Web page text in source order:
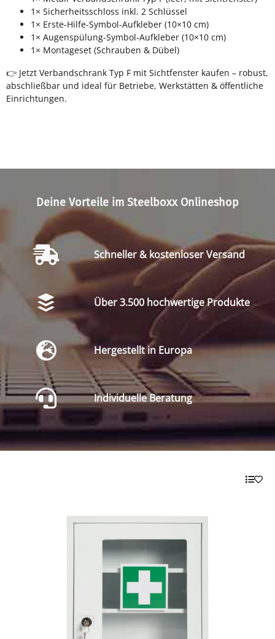
1× Sicherheitsschloss inkl. 2 Schlüssel
1× Erste-Hilfe-Symbol-Aufkleber (10×10 cm)
1× Augenspülung-Symbol-Aufkleber (10×10 cm)
1× Montageset (Schrauben & Dübel)
👉 Jetzt Verbandschrank Typ F mit Sichtfenster kaufen – robust,
abschließbar und ideal für Betriebe, Werkstätten & öffentliche
Einrichtungen.
Deine Vorteile im Steelboxx Onlineshop
Schneller & kostenloser Versand
Über 3.500 hochwertige Produkte
Hergestellt in Europa
Individuelle Beratung